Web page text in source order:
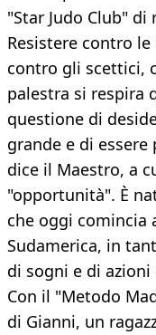
"Star Judo Club"
Resistere contro
contro gli scettici,
palestra si respira
questione di
grande e di
dice il Maestro, a
"opportunità". È
che oggi comincia
Sudamerica, in
di sogni e di azioni
Con il "Metodo
di Gianni, un